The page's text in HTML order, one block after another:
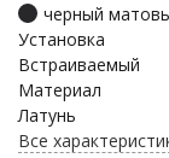
черный
Установка
Встраиваемый
Материал
Латунь
Все